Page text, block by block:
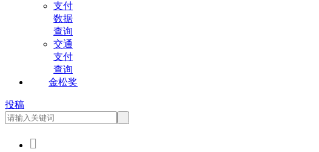
支付
数据
查询
交通
支付
查询
金松奖
投稿
